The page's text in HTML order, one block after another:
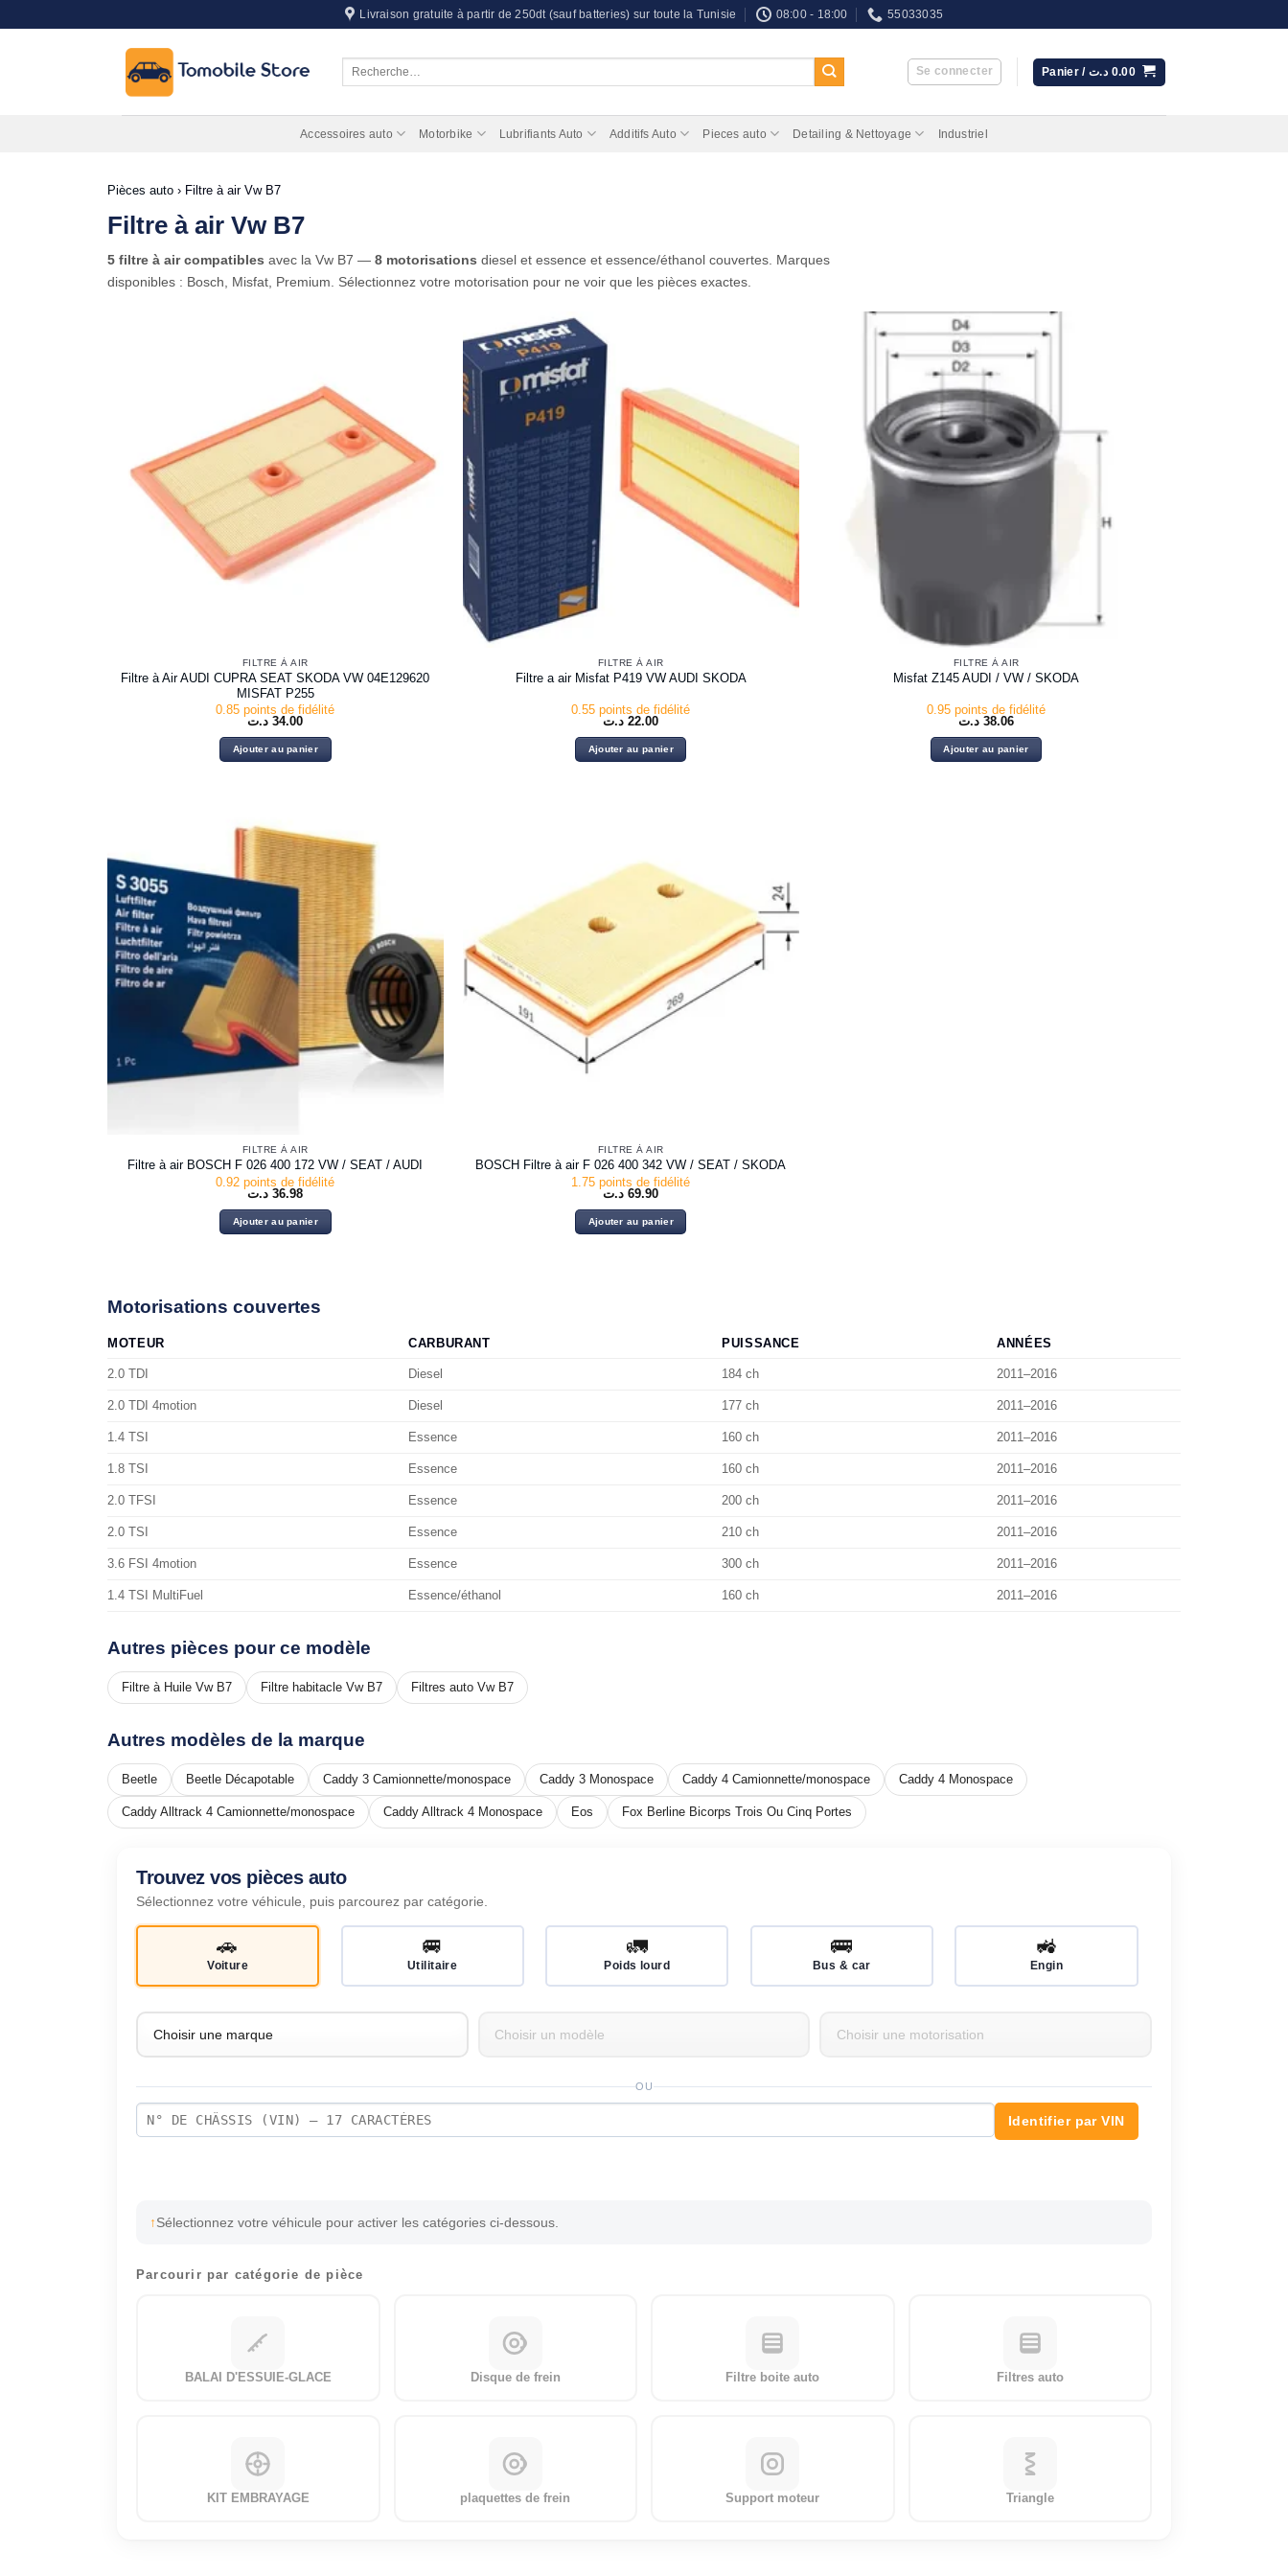
au
Livraison gratuite à partir de 250dt (sauf batteries) sur toute la Tunisie 08:00 - 18:00 55033035
Se connecter Panier / 0.00 د.ت
Accessoires auto Motorbike Lubrifiants Auto Additifs Auto Pieces auto Detailing & Nettoyage Industriel
Pièces auto › Filtre à air Vw B7
Filtre à air Vw B7
5 filtre à air compatibles avec la Vw B7 — 8 motorisations diesel et essence et essence/éthanol couvertes. Marques
disponibles : Bosch, Misfat, Premium. Sélectionnez votre motorisation pour ne voir que les pièces exactes.
FILTRE À AIR
Filtre à Air AUDI CUPRA SEAT SKODA VW 04E129620
MISFAT P255
0.85 points de fidélité
34.00 د.ت
Ajouter au panier
FILTRE À AIR
Filtre a air Misfat P419 VW AUDI SKODA
0.55 points de fidélité
22.00 د.ت
Ajouter au panier
FILTRE À AIR
Misfat Z145 AUDI / VW / SKODA
0.95 points de fidélité
38.06 د.ت
Ajouter au panier
FILTRE À AIR
Filtre à air BOSCH F 026 400 172 VW / SEAT / AUDI
0.92 points de fidélité
36.98 د.ت
Ajouter au panier
FILTRE À AIR
BOSCH Filtre à air F 026 400 342 VW / SEAT / SKODA
1.75 points de fidélité
69.90 د.ت
Ajouter au panier
Motorisations couvertes
MOTEUR CARBURANT PUISSANCE ANNÉES
2.0 TDI Diesel 184 ch 2011–2016
2.0 TDI 4motion Diesel 177 ch 2011–2016
1.4 TSI Essence 160 ch 2011–2016
1.8 TSI Essence 160 ch 2011–2016
2.0 TFSI Essence 200 ch 2011–2016
2.0 TSI Essence 210 ch 2011–2016
3.6 FSI 4motion Essence 300 ch 2011–2016
1.4 TSI MultiFuel Essence/éthanol 160 ch 2011–2016
Autres pièces pour ce modèle
Filtre à Huile Vw B7 Filtre habitacle Vw B7 Filtres auto Vw B7
Autres modèles de la marque
Beetle Beetle Décapotable Caddy 3 Camionnette/monospace Caddy 3 Monospace Caddy 4 Camionnette/monospace Caddy 4 Monospace
Caddy Alltrack 4 Camionnette/monospace Caddy Alltrack 4 Monospace Eos Fox Berline Bicorps Trois Ou Cinq Portes
Trouvez vos pièces auto
Sélectionnez votre véhicule, puis parcourez par catégorie.
🚗
Voiture
🚐
Utilitaire
🚛
Poids lourd
🚌
Bus & car
🚜
Engin
OU
Identifier par VIN
Sélectionnez votre véhicule pour activer les catégories ci-dessous.
Parcourir par catégorie de pièce
BALAI D'ESSUIE-GLACE Disque de frein Filtre boite auto Filtres auto
KIT EMBRAYAGE plaquettes de frein Support moteur Triangle